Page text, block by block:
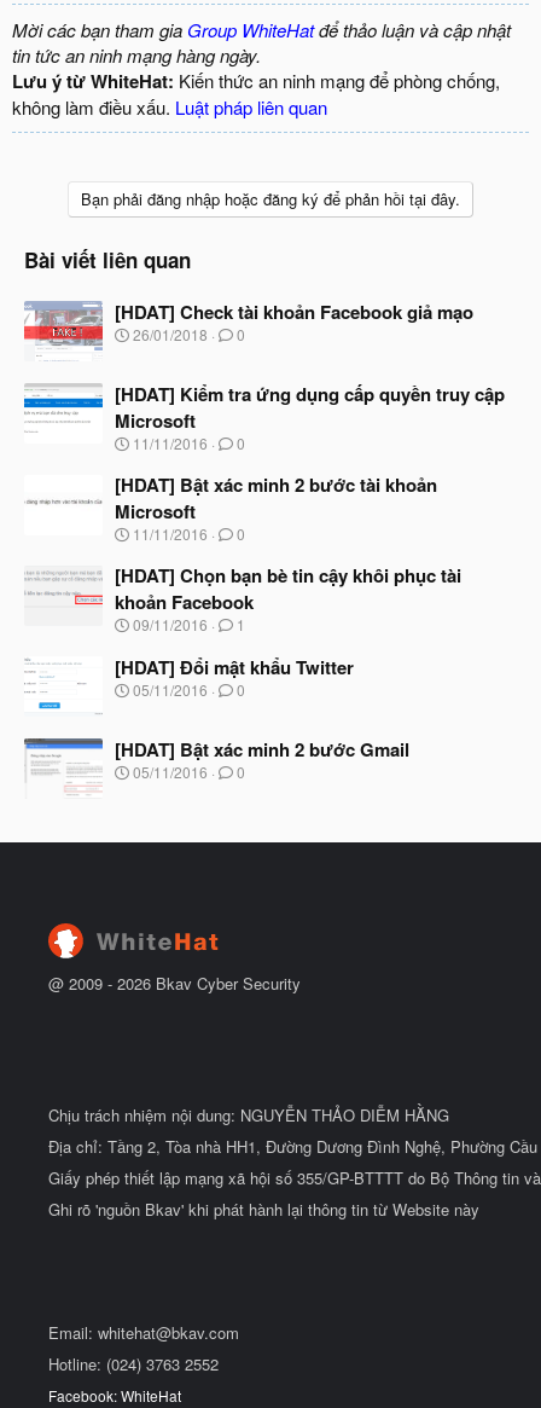
Mời các bạn tham gia Group WhiteHatđể thảo luận và cập nhật
tin tức an ninh mạng hàng ngày.
Lưu ý từ WhiteHat: Kiến thức an ninh mạng để phòng chống,
không làm điều xấu. Luật pháp liên quan
Bạn phải đăng nhập hoặc đăng ký để phản hồi tại đây.
Bài viết liên quan
[HDAT] Check tài khoản Facebook giả mạo
N
y
b
ắ
t
ầ
u
26/01/2018 0
[HDAT] Kiểm tra ứng dụng cấp quyền truy cập
Microsoft
N
à
b
ắ
đ
ầ
u
11/11/2016 0
[HDAT] Bật xác minh 2 bước tài khoản
Microsoft
N
à
b
ắ
đ
ầ
11/11/2016 0
[HDAT] Chọn bạn bè tin cậy khôi phục tài
khoản Facebook
N
à
y
b
t
đ
ầ
09/11/2016 1
[HDAT] Đổi mật khẩu Twitter
N
y
b
ắ
ầ
05/11/2016 0
[HDAT] Bật xác minh 2 bước Gmail
N
b
u
05/11/2016 0
@ 2009 - 2026 Bkav Cyber Security
Chịu trách nhiệm nội dung: NGUYỄN THẢO DIỄM HẰNG
Địa chỉ: Tầng 2, Tòa nhà HH1, Đường Dương Đình Nghệ, Phường
Giấy phép thiết lập mạng xã hội số 355/GP-BTTTT do Bộ Thông tin
Ghi rõ 'nguồn Bkav' khi phát hành lại thông tin từ Website này
Email: whitehat@bkav.com
Hotline: (024) 3763 2552
Facebook: WhiteHat